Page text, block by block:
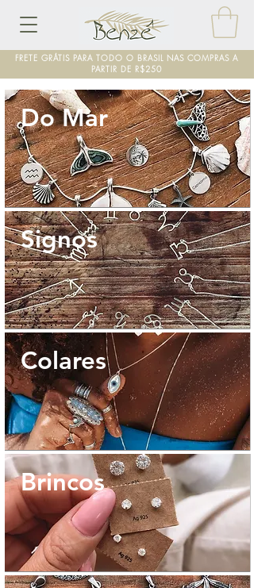
FRETE GRÁTIS PARA TODO O BRASIL NAS COMPRAS A
PARTIR DE R$250
Do Mar
Signos
Colares
Brincos